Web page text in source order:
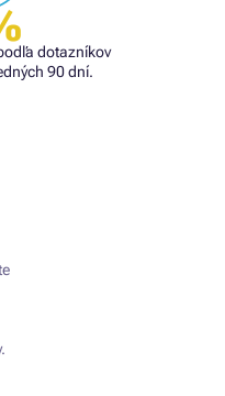
dotazníkov
90 dní.